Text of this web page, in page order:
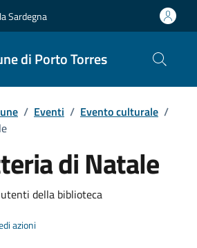
Sardegna
di Porto Torres
/ Eventi / Evento culturale /
di Natale
della biblioteca
azioni